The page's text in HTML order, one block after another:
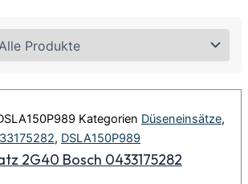
Kategorien Düseneinsätze,
, DSLA150P989
2G40 Bosch 0433175282